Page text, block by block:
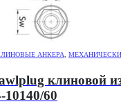
АНКЕРА
клиновой
60